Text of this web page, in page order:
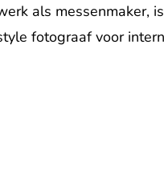
als messenmaker,
fotograaf voor